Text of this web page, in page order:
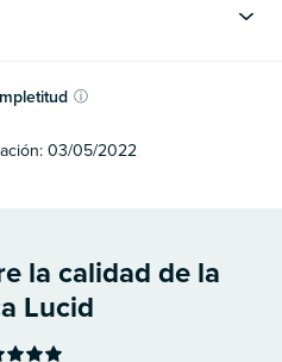
ⓘ
03/05/2022
la calidad de la
Lucid